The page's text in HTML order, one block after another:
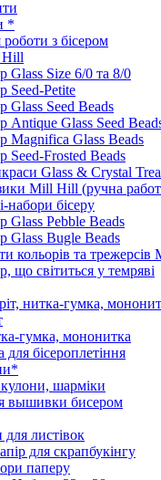
*
з бісером
Hill
Glass Size 6/0 та 8/0
Seed-Petite
Glass Seed Beads
Antique Glass Seed
Magnifica Glass Beads
Seed-Frosted Beads
Glass & Crystal
Mill Hill (ручна
набори бісеру
Glass Pebble Beads
Glass Bugle Beads
кольорів та
що світиться у темряві
нитка-гумка,
гумка, мононитка
для бісероплетіння
кулони, шарміки
вышивки бисером
для листівок
для скрапбукінгу
паперу